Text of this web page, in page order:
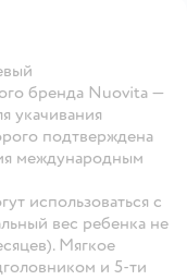
бренда Nuovita —
укачивания
подтверждена
международным
использоваться с
вес ребенка не
Мягкое
и 5-ти